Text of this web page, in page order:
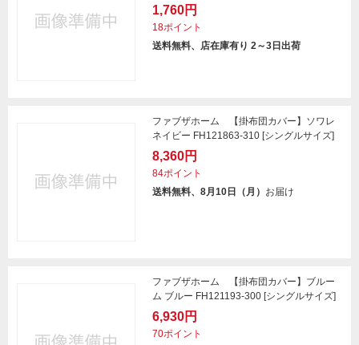
1,760円
18ポイント
送料無料、店在庫有り 2～3日出荷
ファブザホーム 【掛布団カバー】ソワレ
ネイビー FH121863-310 [シングルサイズ]
8,360円
84ポイント
送料無料、8月10日（月） お届け
ファブザホーム 【掛布団カバー】ブルー
ム ブルー FH121193-300 [シングルサイズ]
6,930円
70ポイント